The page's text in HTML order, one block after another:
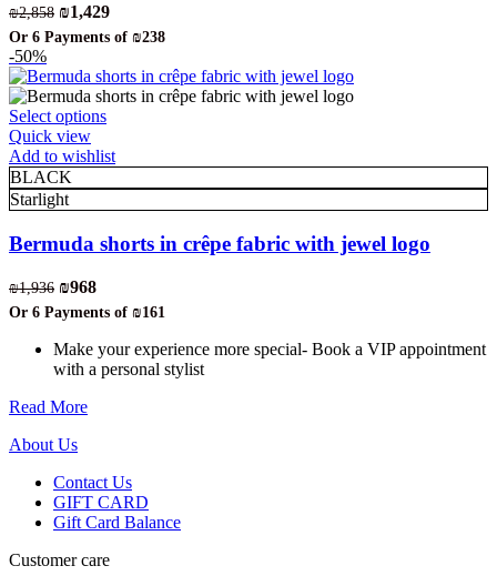
chosen
on
product
page
₪2,858 Original
price
was:
₪2,858.
₪1,429Current
price
₪1,429.
Or 6 Payments of ₪238
-50%
Select optionsThis
has
variants.
The
options
may
on
product
page
Quick view
Add to wishlist
BLACK
Starlight
Bermuda shorts in crêpe fabric with jewel logo
₪1,936 Original
price
was:
₪1,936.
₪968Current
price
₪968.
Or 6 Payments of ₪161
Make your experience more special- Book a VIP appointment
with a personal stylist
Read More
About Us
Contact Us
GIFT CARD
Gift Card Balance
Customer care